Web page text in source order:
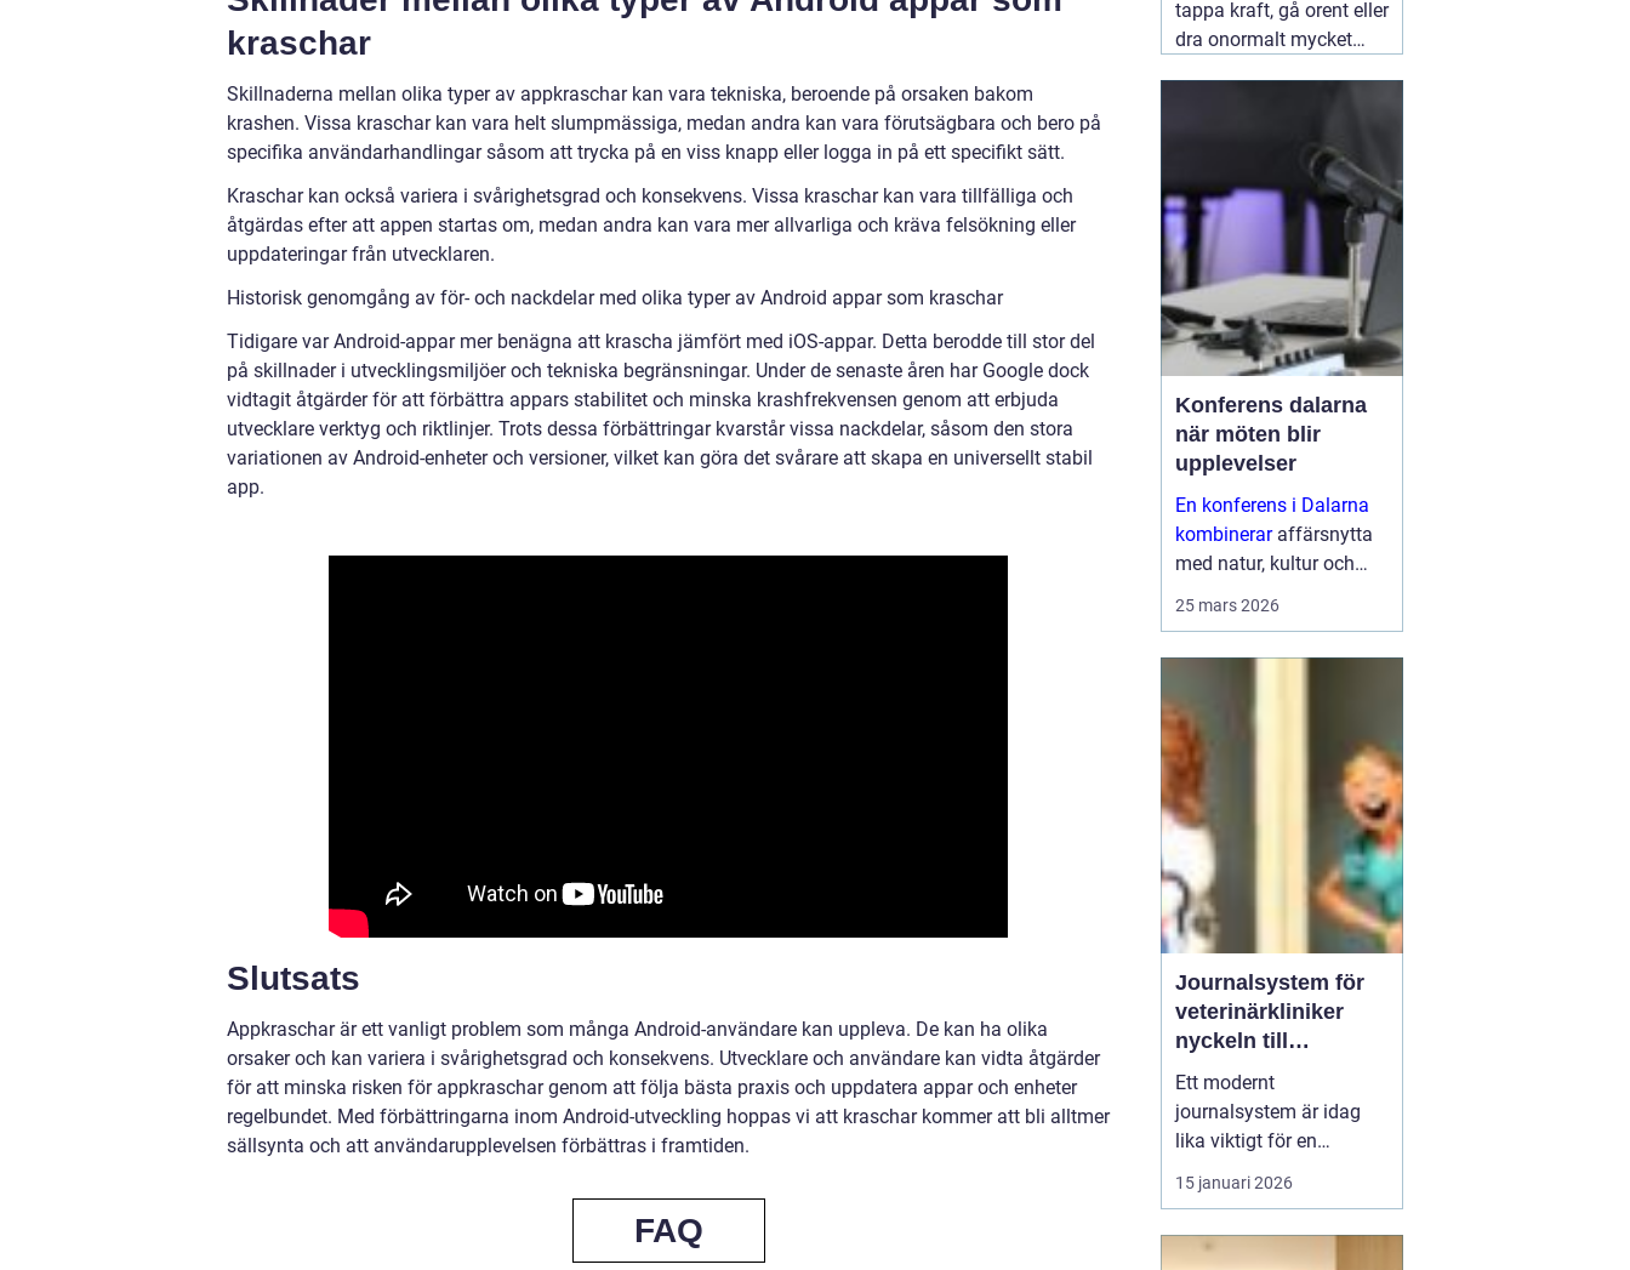
kraschar
Skillnaderna mellan olika typer av appkraschar kan vara tekniska, beroende på orsaken bakom
krashen. Vissa kraschar kan vara helt slumpmässiga, medan andra kan vara förutsägbara och bero på
specifika användarhandlingar såsom att trycka på en viss knapp eller logga in på ett specifikt sätt.
Kraschar kan också variera i svårighetsgrad och konsekvens. Vissa kraschar kan vara tillfälliga och
åtgärdas efter att appen startas om, medan andra kan vara mer allvarliga och kräva felsökning eller
uppdateringar från utvecklaren.
Historisk genomgång av för- och nackdelar med olika typer av Android appar som kraschar
Tidigare var Android-appar mer benägna att krascha jämfört med iOS-appar. Detta berodde till stor del
på skillnader i utvecklingsmiljöer och tekniska begränsningar. Under de senaste åren har Google dock
vidtagit åtgärder för att förbättra appars stabilitet och minska krashfrekvensen genom att erbjuda
utvecklare verktyg och riktlinjer. Trots dessa förbättringar kvarstår vissa nackdelar, såsom den stora
variationen av Android-enheter och versioner, vilket kan göra det svårare att skapa en universellt stabil
app.
Slutsats
Appkraschar är ett vanligt problem som många Android-användare kan uppleva. De kan ha olika
orsaker och kan variera i svårighetsgrad och konsekvens. Utvecklare och användare kan vidta åtgärder
för att minska risken för appkraschar genom att följa bästa praxis och uppdatera appar och enheter
regelbundet. Med förbättringarna inom Android-utveckling hoppas vi att kraschar kommer att bli alltmer
sällsynta och att användarupplevelsen förbättras i framtiden.
FAQ
tappa kraft, gå orent eller
dra onormalt mycket
gör att motorn inte
längre arbetar tätt och
effektivt. Genom
professionella
30 juni
Konferens dalarna
när möten blir
upplevelser
En konferens i Dalarna
kombineraraffärsnytta
med natur, kultur och
fokus, sammanhållning
och ny energ...
25 mars 2026
Journalsystem för
veterinärkliniker
nyckeln till
smidigare vardag
och säkrare vård
Ett modernt
journalsystem är idag
lika viktigt för en
veterinärklinik som
röntgenutrustning och
kundkontakt och
15 januari 2026